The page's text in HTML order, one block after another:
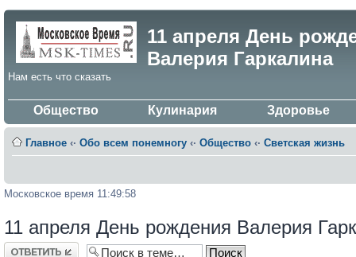
11 апреля День
Валерия Гаркалина
Нам есть что сказать
Общество Кулинария Здоровье
Главное ‹· Обо всем понемногу ‹· Общество ‹· Светская жизнь
Московское время 11:49:58
11 апреля День рождения Валерия
Ответить